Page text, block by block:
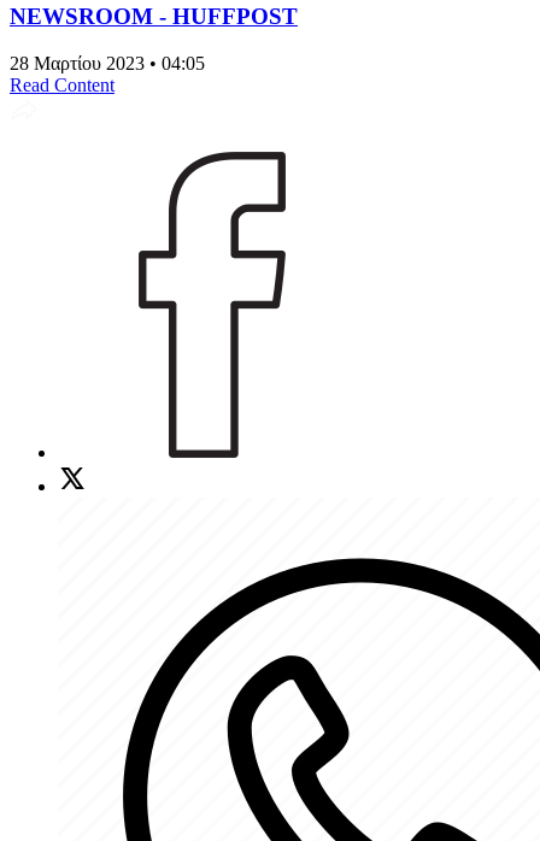
NEWSROOM - HUFFPOST
28 Μαρτίου 2023 • 04:05
Read Content